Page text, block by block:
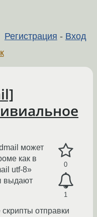
Регистрация - Вход
0
1
может
как в
utf-8»
выдают
отправки